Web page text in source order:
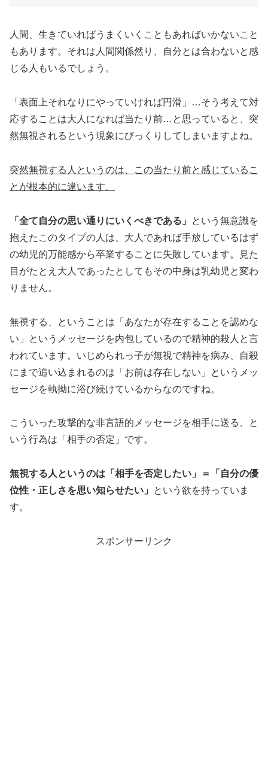
人間、生きていればうまくいくこともあればいかないこと
もあります。それは人間関係然り、自分とは合わないと感
じる人もいるでしょう。
「表面上それなりにやっていければ円滑」…そう考えて対
応することは大人になれば当たり前…と思っていると、突
然無視されるという現象にびっくりしてしまいますよね。
突然無視する人というのは、この当たり前と感じているこ
とが根本的に違います。
「全て自分の思い通りにいくべきである」
という無意識を
抱えたこのタイプの人は、大人であれば手放しているはず
の幼児的万能感から卒業することに失敗しています。見た
目がたとえ大人であったとしてもその中身は乳幼児と変わ
りません。
無視する、ということは「あなたが存在することを認めな
い」というメッセージを内包しているので精神的殺人と言
われています。いじめられっ子が無視で精神を病み、自殺
にまで追い込まれるのは「お前は存在しない」というメッ
セージを執拗に浴び続けているからなのですね。
こういった攻撃的な非言語的メッセージを相手に送る、と
いう行為は「相手の否定」です。
無視する人というのは「相手を否定したい」＝「自分の優
位性・正しさを思い知らせたい」
という欲を持っていま
す。
スポンサーリンク